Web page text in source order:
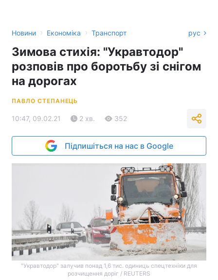
Новини › Економіка › Транспорт рус
Зимова стихія: "Укравтодор"
розповів про боротьбу зі снігом
на дорогах
ПАВЛО СТЕПАНЕЦЬ
10:47, 09.02.21 2 хв. 352
Підпишіться на нас в Google
"Укравтодор" залучив понад 1,6 тис. одиниць спецтехніки для
розчищення доріг / REUTERS